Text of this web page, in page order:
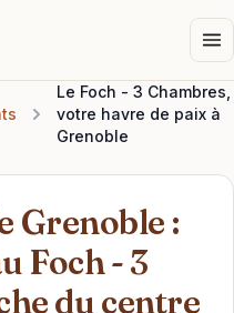
Le Foch - 3 Chambres,
votre havre de paix à
Grenoble
Grenoble :
Foch - 3
du centre